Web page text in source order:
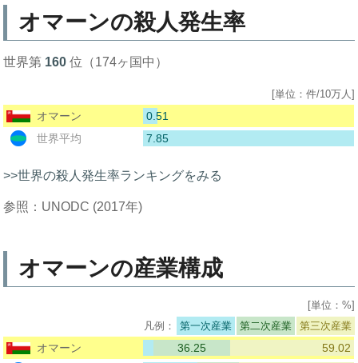
オマーンの殺人発生率
世界第 160 位（174ヶ国中）
[単位：件/10万人]
オマーン
0.51
世界平均
7.85
>>世界の殺人発生率ランキングをみる
参照：UNODC (2017年)
オマーンの産業構成
[単位：%]
第一次産業
第二次産業 第三次産業
オマーン 36.25
59.02